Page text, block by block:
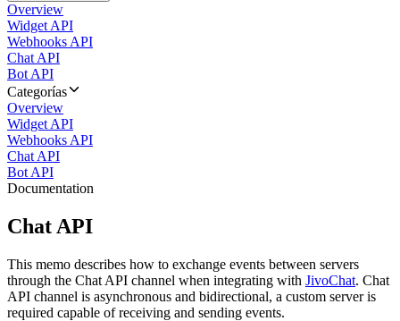
Overview
Widget API
Webhooks API
Chat API
Bot API
Categorías
Overview
Widget API
Webhooks API
Chat API
Bot API
Documentation
Chat API
This memo describes how to exchange events between servers
through the Chat API channel when integrating with JivoChat. Chat
API channel is asynchronous and bidirectional, a custom server is
required capable of receiving and sending events.